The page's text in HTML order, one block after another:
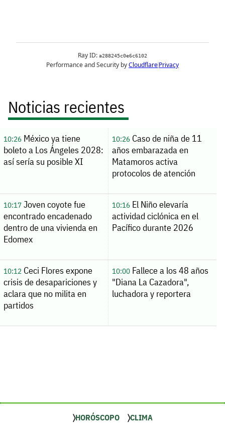
Noticias recientes
10:26México ya tiene
boleto a Los Ángeles 2028:
así sería su posible XI
10:26Caso de niña de 11
años embarazada en
Matamoros activa
protocolos de atención
10:17Joven coyote fue
encontrado encadenado
dentro de una vivienda en
Edomex
10:16El Niño elevaría
actividad ciclónica en el
Pacífico durante 2026
10:12Ceci Flores expone
crisis de desapariciones y
aclara que no milita en
partidos
10:00Fallece a los 48 años
"Diana La Cazadora",
luchadora y reportera
HORÓSCOPO CLIMA